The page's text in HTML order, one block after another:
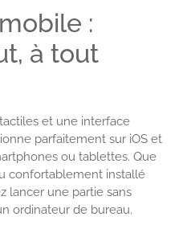
:
à tout
et une interface
parfaitement sur iOS et
ou tablettes. Que
confortablement installé
lancer une partie sans
ordinateur de bureau.